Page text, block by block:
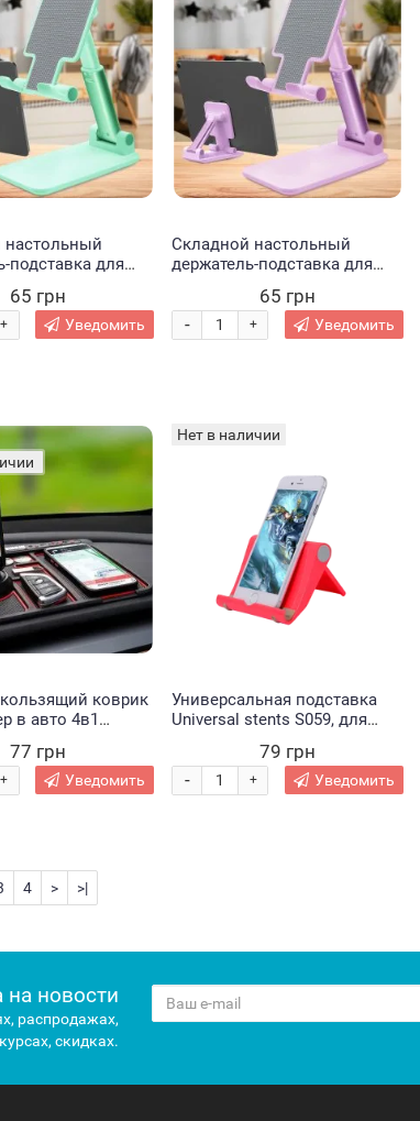
подставка для
Stand
65 грн
+ Уведомить
Складной настольный
держатель-подставка для
Desktop Phone Stand
Розовый (В)
65 грн
+
- Уведомить
коврик
в авто 4в1
77 грн
+ Уведомить
Нет в наличии
Универсальная подставка
Universal stents S059, для
Красный (X05/4196)
79 грн
+
- Уведомить
4 > >|
на новости
распродажах,
скидках.